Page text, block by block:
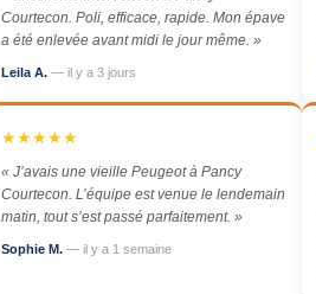
Courtecon. Poli, efficace, rapide. Mon épave
a été enlevée avant midi le jour même. »
Leila A. — il y a 3 jours
★★★★★
« J’avais une vieille Peugeot à Pancy
Courtecon. L’équipe est venue le lendemain
matin, tout s’est passé parfaitement. »
Sophie M. — il y a 1 semaine